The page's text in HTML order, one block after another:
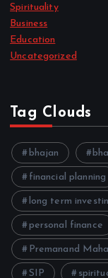
Spirituality
Business
Education
Uncategorized
Tag Clouds
bhajan
financial planning
long term
personal finance
Premanand
SIP